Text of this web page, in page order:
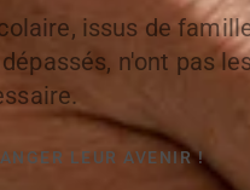
issus de
n'ont pas
LEUR AVENIR !​